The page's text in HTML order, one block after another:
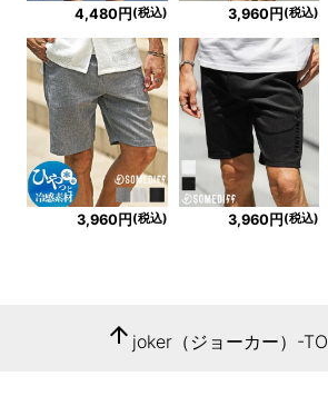
4,480円 (税込) 3,960円 (税込)
3,960円 (税込) 3,960円 (税込)
arrow_upward joker（ジョーカー）-